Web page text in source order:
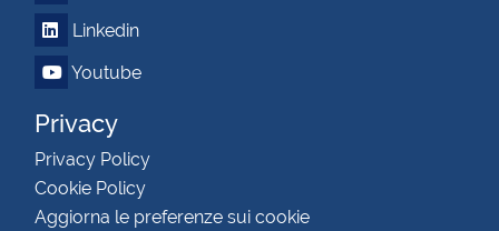
Linkedin
Youtube
Privacy
Privacy Policy
Cookie Policy
Aggiorna le preferenze sui cookie